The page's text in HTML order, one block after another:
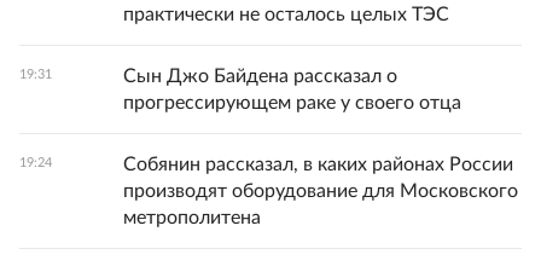
практически не осталось целых ТЭС
19:31
Сын Джо Байдена рассказал о
прогрессирующем раке у своего отца
19:24
Собянин рассказал, в каких районах России
производят оборудование для Московского
метрополитена